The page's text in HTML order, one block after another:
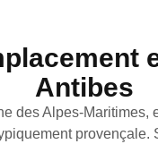
Antibes
des Alpes-Maritimes,
provençale.